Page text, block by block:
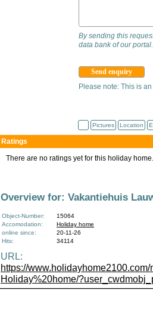
By sending this
data bank of our portal.
Please note: This is
Pictures Location
Ratings
There are no ratings yet for this holiday home.
Overview for: Vakantiehuis
Object-Number:
15064
Accomodation:
Holiday home
online since:
20-11-26
Hits:
34114
URL:
https://
Holiday%20home/